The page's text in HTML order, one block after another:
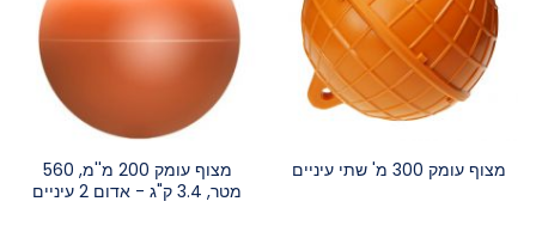
מצוף עומק 300 מ' שתי עיניים
מצוף עומק 200 מ''מ, 560
מטר, 3.4 ק"ג - אדום 2 עיניים